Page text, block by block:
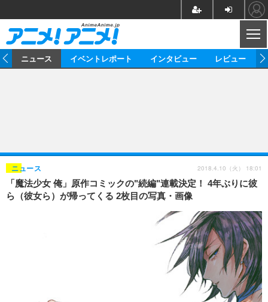
ゲーム グッズ
海外イベント ビジネス
俳優・タレント アーティスト
アニメ 実写
イベント
座談会
動画
映画/ドラマ
ABEMA Cafe
ニュース イベントレポート インタビュー レビュー
「魔法少女 俺」原作コミックの"続編"連載決定！ 4年ぶりに彼
ら（彼女ら）が帰ってくる 2枚目の写真・画像
ニュース 2018.4.10（火） 18:01